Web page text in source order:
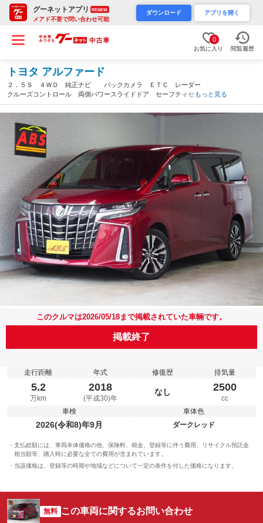
グーネットアプリ RENEW
メアド不要で問い合わせ可能
ダウンロード アプリを開く
0
お気に入り 閲覧履歴
トヨタ アルファード
２．５Ｓ ４ＷＤ 純正ナビ バックカメラ ＥＴＣ レーダー
クルーズコントロール 両側パワースライドドア セーフティセン
ス ２眼ＬＥＤヘッドライト レーダー探知機 ドライブレコーダ
ー ２．５ＳＣ純正アルミ（沖縄県）
もっと見る
このクルマは2026/05/18まで掲載されていた車輛です。
掲載終了
走行距離
5.2
万km
年式
2018
(平成30)年
修復歴
なし
排気量
2500
cc
車検
2026(令和8)年9月
車体色
ダークレッド
支払総額には、車両本体価格の他、保険料、税金、登録等に伴う費用、リサイクル預託金
相当額等、購入時に必要な全ての費用が含まれています。
当該価格は、登録等の時期や地域などについて一定の条件を付した価格になります。
無料 この車両に関するお問い合わせ